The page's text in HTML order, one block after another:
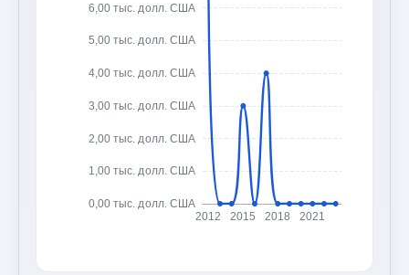
0,00 тыс. долл. США
1,00 тыс. долл. США
2,00 тыс. долл. США
3,00 тыс. долл. США
4,00 тыс. долл. США
5,00 тыс. долл. США
6,00 тыс. долл. США
2012 2015 2018 2021